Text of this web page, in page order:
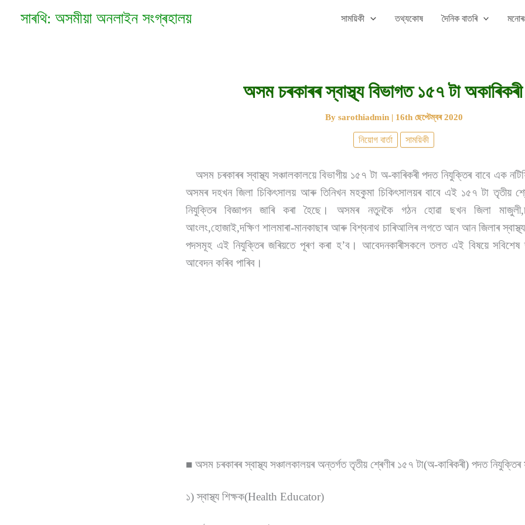
সাৰথি: অসমীয়া অনলাইন সংগ্ৰহালয় সাময়িকী তথ্যকোষ দৈনিক বাতৰি
অসম চৰকাৰৰ স্বাস্থ্য বিভাগত ১৫৭ টা
By sarothiadmin | 16th ছেপ্টেম্বৰ 2020
নিয়োগ বাৰ্তা সাময়িকী
অসম চৰকাৰৰ স্বাস্থ্য সঞ্চালকালয়ে বিভাগীয় ১৫৭ টা অ-কাৰিকৰী পদত নিযুক্তিৰ বাবে এক
অসমৰ দহখন জিলা চিকিৎসালয় আৰু তিনিখন মহকুমা চিকিৎসালয়ৰ বাবে এই ১৫৭ টা তৃতীয়
নিযুক্তিৰ বিজ্ঞাপন জাৰি কৰা হৈছে। অসমৰ নতুনকৈ গঠন হোৱা ছখন জিলা
আংলং,হোজাই,দক্ষিণ শালমাৰা-মানকাছাৰ আৰু বিশ্বনাথ চাৰিআলিৰ লগতে আন আন জিলাৰ
পদসমূহ এই নিযুক্তিৰ জৰিয়তে পূৰণ কৰা হ’ব। আবেদনকাৰীসকলে তলত এই বিষয়ে
আবেদন কৰিব পাৰিব।
■ অসম চৰকাৰৰ স্বাস্থ্য সঞ্চালকালয়ৰ অন্তৰ্গত তৃতীয় শ্ৰেণীৰ ১৫৭ টা(অ-কাৰিকৰী) পদত নিযুক্তিৰ
১) স্বাস্থ্য শিক্ষক(Health Educator)